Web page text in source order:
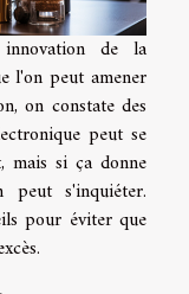
de la
l'on peut amener
on constate des
peut se
mais si ça donne
s'inquiéter.
pour éviter que